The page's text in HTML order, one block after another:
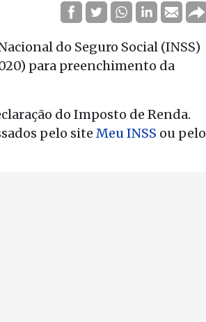
do Seguro Social (INSS)
para preenchimento da
do Imposto de Renda.
pelo site Meu INSS ou pelo